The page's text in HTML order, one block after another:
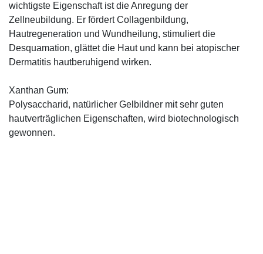
wichtigste Eigenschaft ist die Anregung der
Zellneubildung. Er fördert Collagenbildung,
Hautregeneration und Wundheilung, stimuliert die
Desquamation, glättet die Haut und kann bei atopischer
Dermatitis hautberuhigend wirken.
Xanthan Gum:
Polysaccharid, natürlicher Gelbildner mit sehr guten
hautverträglichen Eigenschaften, wird biotechnologisch
gewonnen.